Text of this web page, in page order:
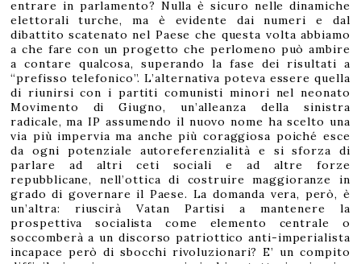
entrare in parlamento? Nulla è sicuro nelle dinamiche
elettorali turche, ma è evidente dai numeri e dal
dibattito scatenato nel Paese che questa volta abbiamo
a che fare con un progetto che perlomeno può ambire
a contare qualcosa, superando la fase dei risultati a
“prefisso telefonico”. L’alternativa poteva essere quella
di riunirsi con i partiti comunisti minori nel neonato
Movimento di Giugno, un’alleanza della sinistra
radicale, ma IP assumendo il nuovo nome ha scelto una
via più impervia ma anche più coraggiosa poiché esce
da ogni potenziale autoreferenzialità e si sforza di
parlare ad altri ceti sociali e ad altre forze
repubblicane, nell’ottica di costruire maggioranze in
grado di governare il Paese. La domanda vera, però, è
un’altra: riuscirà Vatan Partisi a mantenere la
prospettiva socialista come elemento centrale o
soccomberà a un discorso patriottico anti-imperialista
incapace però di sbocchi rivoluzionari? E’ un compito